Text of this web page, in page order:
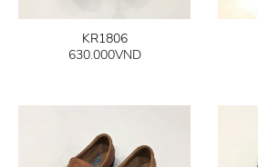
KR1806
630.000VND